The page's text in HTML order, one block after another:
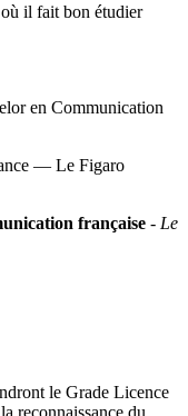
il fait bon étudier
en Communication
française - Le
le Grade Licence